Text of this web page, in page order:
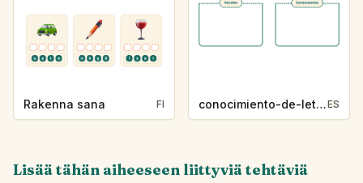
Rakenna sana FI conocimiento-de-letras-k230-5ES
Lisää tähän aiheeseen liittyviä tehtäviä